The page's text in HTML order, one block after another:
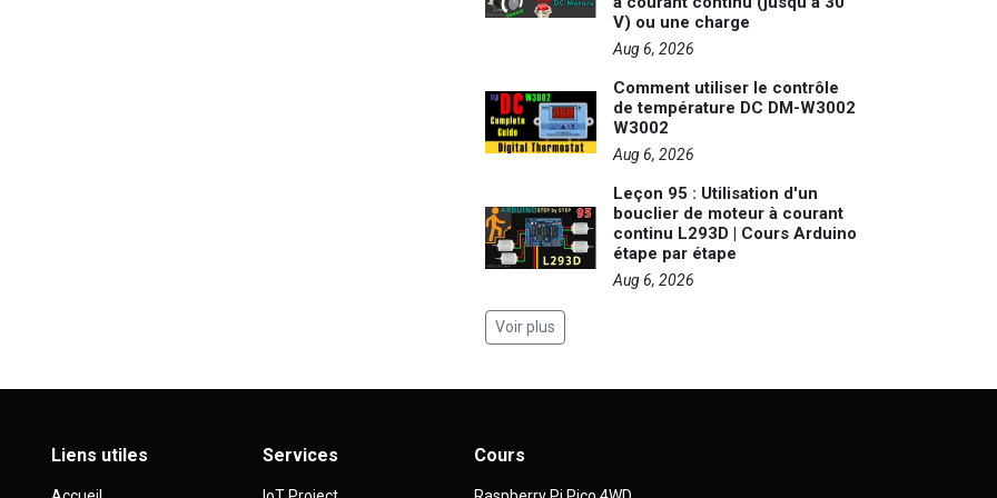
V) ou une charge
Aug 6, 2026
Comment utiliser le contrôle
de température DC DM-W3002
W3002
Aug 6, 2026
Leçon 95 : Utilisation d'un
bouclier de moteur à courant
continu L293D | Cours Arduino
étape par étape
Aug 6, 2026
Voir plus
Liens utiles Services Cours